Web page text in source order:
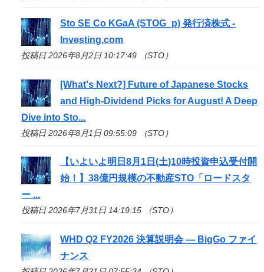
Sto SE Co KGaA (STOG_p) 発行済株式 -
Investing.com
投稿日 2026年8月2日 10:17:49 （STO）
[What's Next?] Future of Japanese Stocks
and High-Dividend Picks for August! A Deep
Dive intoSto...
投稿日 2026年8月1日 09:55:09 （STO）
【いよいよ明日8月1日(土)10時投資申込受付開
始！】38億円規模の不動産STO 「ロードスタ
ー ...
投稿日 2026年7月31日 14:19:15 （STO）
WHD Q2 FY2026 決算説明会 — BigGo ファイ
ナンス